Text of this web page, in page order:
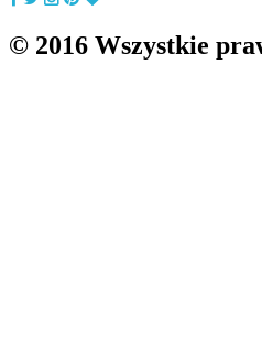
© 2016 Wszystkie